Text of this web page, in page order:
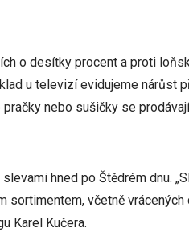
o desítky procent a proti
u televizí evidujeme nárůst
nebo sušičky se
hned po Štědrém dnu.
sortimentem, včetně
Karel Kučera.